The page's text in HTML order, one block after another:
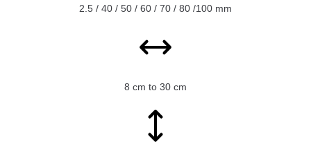
2.5 / 40 / 50 / 60 / 70 / 80 /100 mm
8 cm to 30 cm